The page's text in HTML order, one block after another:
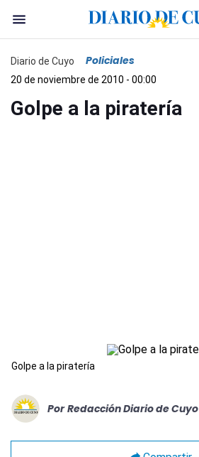
Diario de Cuyo Policiales
20 de noviembre de 2010 - 00:00
Golpe a la piratería
Golpe a la piratería
Por Redacción Diario de Cuyo